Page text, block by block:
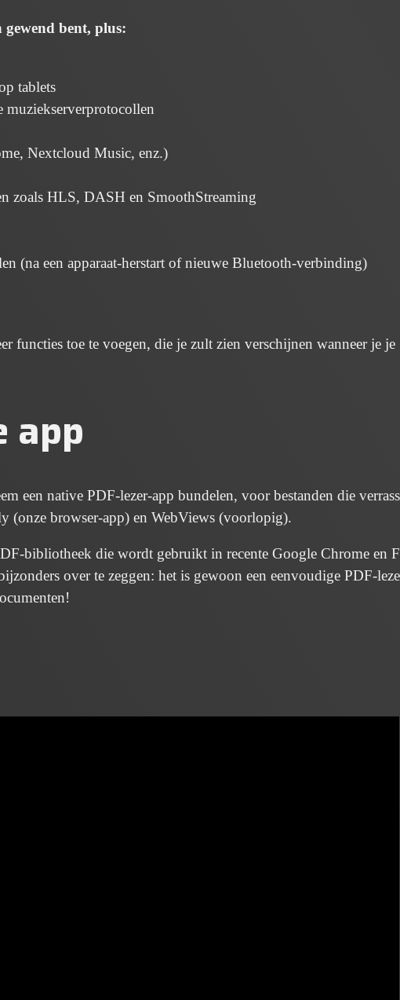
gewend bent, plus:
tablets
muziekserverprotocollen
Nextcloud Music, enz.)
zoals HLS, DASH en SmoothStreaming
(na een apparaat-herstart of nieuwe Bluetooth-verbinding)
functies toe te voegen, die je zult zien verschijnen wanneer je je
app
een native PDF-lezer-app bundelen, voor bestanden die
(onze browser-app) en WebViews (voorlopig).
bibliotheek die wordt gebruikt in recente Google Chrome en
over te zeggen: het is gewoon een eenvoudige PDF-